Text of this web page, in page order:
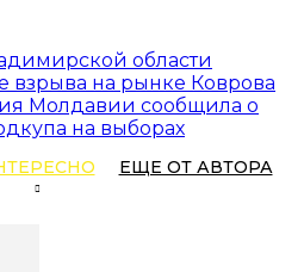
области
взрыва на рынке Коврова
Молдавии сообщила о
на выборах
ЕЩЕ ОТ АВТОРА